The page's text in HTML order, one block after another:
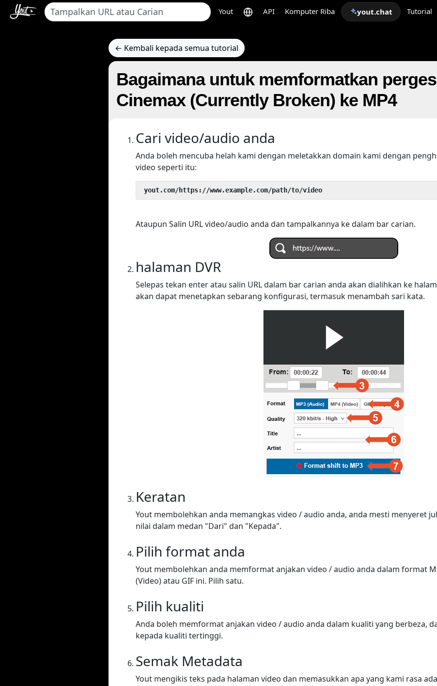
Yout API Komputer Riba yout.chat Tutorial
← Kembali kepada semua tutorial
Bagaimana untuk memformatkan
Cinemax (Currently Broken) ke MP4
Cari video/audio anda
Anda boleh mencuba helah kami dengan meletakkan domain kami dengan
video seperti itu:
yout.com/https://www.example.com/path/to/video
Ataupun Salin URL video/audio anda dan tampalkannya ke dalam bar carian.
halaman DVR
Selepas tekan enter atau salin URL dalam bar carian anda akan dialihkan ke
akan dapat menetapkan sebarang konfigurasi, termasuk menambah sari kata.
Keratan
Yout membolehkan anda memangkas video / audio anda, anda mesti menyeret
nilai dalam medan "Dari" dan "Kepada".
Pilih format anda
Yout membolehkan anda memformat anjakan video / audio anda dalam format
(Video) atau GIF ini. Pilih satu.
Pilih kualiti
Anda boleh memformat anjakan video / audio anda dalam kualiti yang berbeza,
kepada kualiti tertinggi.
Semak Metadata
Yout mengikis teks pada halaman video dan memasukkan apa yang kami rasa